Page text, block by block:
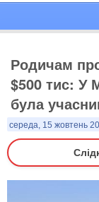
Родичам
$500 тис: У
була
середа, 15 жовтень